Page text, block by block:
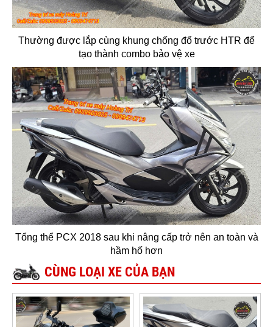
Thường được lắp cùng khung chống đổ trước HTR để
tạo thành combo bảo vệ xe
Tổng thể PCX 2018 sau khi nâng cấp trở nên an toàn và
hầm hố hơn
CÙNG LOẠI XE CỦA BẠN